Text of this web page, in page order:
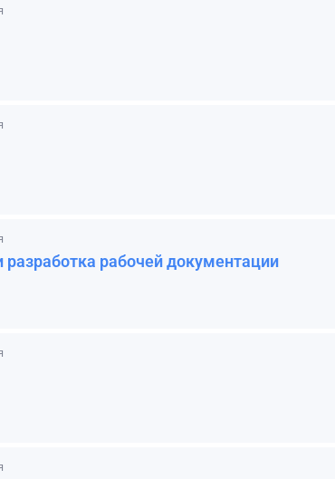
рабочей документации